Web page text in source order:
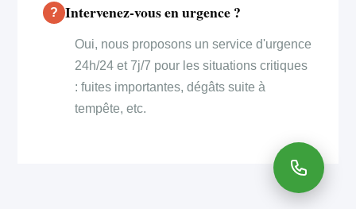
Intervenez-vous en urgence ?
Oui, nous proposons un service d'urgence
24h/24 et 7j/7 pour les situations critiques
: fuites importantes, dégâts suite à
tempête, etc.